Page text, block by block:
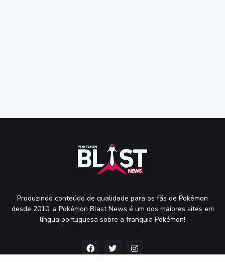
Produzindo conteúdo de qualidade para os fãs de Pokémon
desde 2010, a Pokémon Blast News é um dos maiores sites em
língua portuguesa sobre a franquia Pokémon!